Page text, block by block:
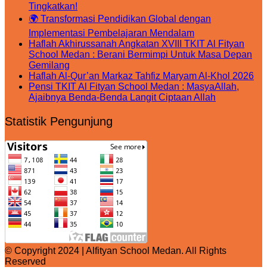
Tingkatkan!
🌍 Transformasi Pendidikan Global dengan
Implementasi Pembelajaran Mendalam
Haflah Akhirussanah Angkatan XVIII TKIT Al Fityan
School Medan : Berani Bermimpi Untuk Masa Depan
Gemilang
Haflah Al-Qur’an Markaz Tahfiz Maryam Al-Khol 2026
Pensi TKIT Al Fityan School Medan : MasyaAllah,
Ajaibnya Benda-Benda Langit Ciptaan Allah
Statistik Pengunjung
© Copyright 2024 | Alfityan School Medan. All Rights
Reserved